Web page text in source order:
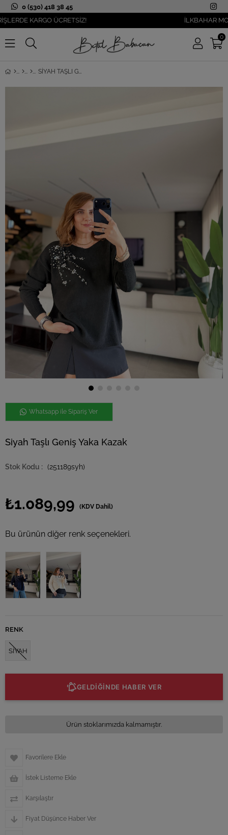
0 (530) 418 38 45
KARGO ÜCRETSİZ!
İLKBAHAR MODASI
0
SIYAH TAŞLI GENIŞ YAKA KAZAK
Whatsapp ile Sipariş Ver
Siyah Taşlı Geniş Yaka Kazak
(251189syh)
₺1.089,99 (KDV Dahil)
Bu ürünün diğer renk seçenekleri.
Tükendi Tükendi
RENK
SİYAH
GELDİĞİNDE HABER VER
Ürün stoklarımızda kalmamıştır.
Favorilere Ekle
İstek Listeme Ekle
Karşılaştır
Fiyat Düşünce Haber Ver